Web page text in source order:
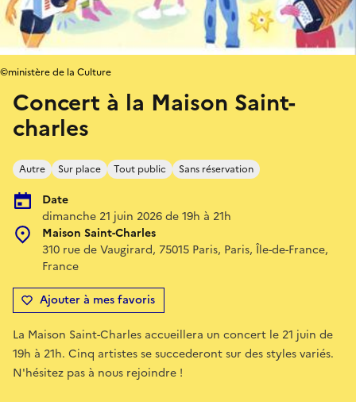
Concert à la Maison Saint-
charles
Autre Sur place Tout public Sans réservation
Date
dimanche 21 juin 2026 de 19h à 21h
Maison Saint-Charles
310 rue de Vaugirard, 75015 Paris, Paris, Île-de-France,
France
Ajouter à mes favoris
©ministère de la Culture
La Maison Saint-Charles accueillera un concert le 21 juin de
19h à 21h. Cinq artistes se succederont sur des styles variés.
N'hésitez pas à nous rejoindre !